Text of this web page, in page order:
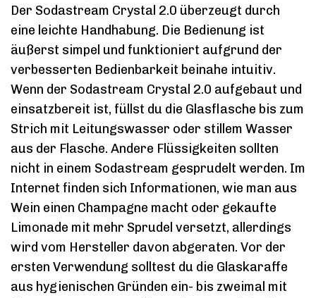
Der Sodastream Crystal 2.0 überzeugt durch
eine leichte Handhabung. Die Bedienung ist
äußerst simpel und funktioniert aufgrund der
verbesserten Bedienbarkeit beinahe intuitiv.
Wenn der Sodastream Crystal 2.0 aufgebaut und
einsatzbereit ist, füllst du die Glasflasche bis zum
Strich mit Leitungswasser oder stillem Wasser
aus der Flasche. Andere Flüssigkeiten sollten
nicht in einem Sodastream gesprudelt werden. Im
Internet finden sich Informationen, wie man aus
Wein einen Champagne macht oder gekaufte
Limonade mit mehr Sprudel versetzt, allerdings
wird vom Hersteller davon abgeraten. Vor der
ersten Verwendung solltest du die Glaskaraffe
aus hygienischen Gründen ein- bis zweimal mit